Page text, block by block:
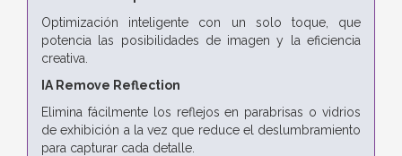
Optimización inteligente con un solo toque, que
potencia las posibilidades de imagen y la eficiencia
creativa.
IA Remove Reflection
Elimina fácilmente los reflejos en parabrisas o vidrios
de exhibición a la vez que reduce el deslumbramiento
para capturar cada detalle.